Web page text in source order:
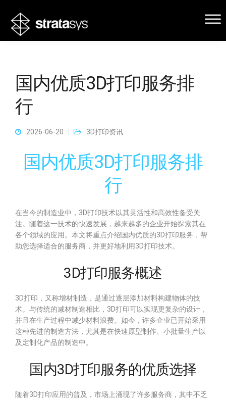
国内优质3D打印服务排
行
2026-06-20 3D打印资讯
国内优质3D打印服务排
行
在当今的制造业中，3D打印技术以其灵活性和高效性备受关
注。随着这一技术的快速发展，越来越多的企业开始探索其在
各个领域的应用。本文将重点介绍国内优质的3D打印服务，帮
助您选择适合的服务商，并更好地利用3D打印技术。
3D打印服务概述
3D打印，又称增材制造，是通过逐层添加材料构建物体的技
术。与传统的减材制造相比，3D打印可以实现更复杂的设计，
并且在生产过程中减少材料浪费。如今，许多企业已开始采用
这种先进的制造方法，尤其是在快速原型制作、小批量生产以
及定制化产品的制造中。
国内3D打印服务的优质选择
随着3D打印应用的普及，市场上涌现了许多服务商，其中不乏